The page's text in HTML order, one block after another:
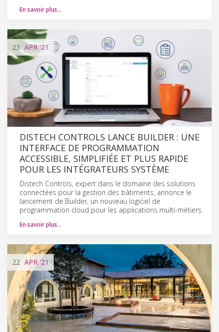
En savoir plus…
23 APR'21
DISTECH CONTROLS LANCE BUILDER : UNE
INTERFACE DE PROGRAMMATION
ACCESSIBLE, SIMPLIFIÉE ET PLUS RAPIDE
POUR LES INTÉGRATEURS SYSTÈME
Distech Controls, expert dans le domaine des solutions
connectées pour la gestion des bâtiments, annonce le
lancement de Builder, un nouveau logiciel de
programmation cloud pour les applications multi-métiers.
En savoir plus…
22 APR'21